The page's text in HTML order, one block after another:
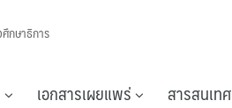
กษาธิการ
เอกสารเผยแพร่ สารสนเทศ